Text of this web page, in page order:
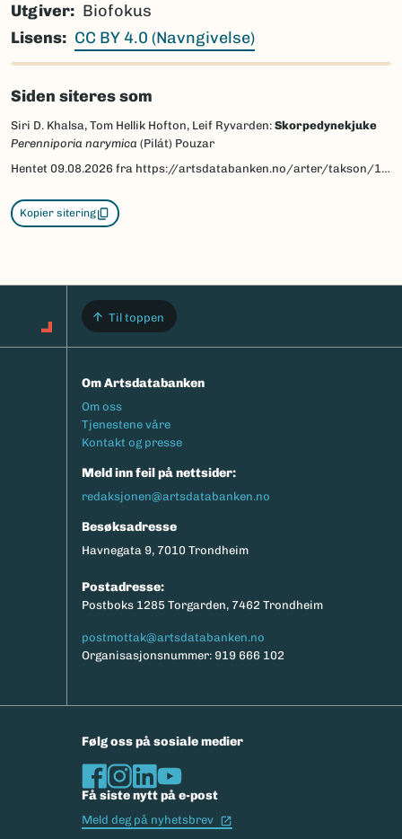
Utgiver
Biofokus
Lisens
CC BY 4.0 (Navngivelse)
Siden siteres som
Siri D. Khalsa, Tom Hellik Hofton, Leif Ryvarden: Skorpedynekjuke
Perenniporia narymica (Pilát) Pouzar
Hentet 09.08.2026 fra https://artsdatabanken.no/arter/takson/199430/beskrivelse
Kopier sitering
Til toppen
Om Artsdatabanken
Footermeny
Om oss
Tjenestene våre
Kontakt og presse
Meld inn feil på nettsider:
redaksjonen@artsdatabanken.no
Besøksadresse
Havnegata 9, 7010 Trondheim
Postadresse:
Postboks 1285 Torgarden, 7462 Trondheim
postmottak@artsdatabanken.no
Organisasjonsnummer: 919 666 102
Følg oss på sosiale medier
Få siste nytt på e-post
Meld deg på nyhetsbrev